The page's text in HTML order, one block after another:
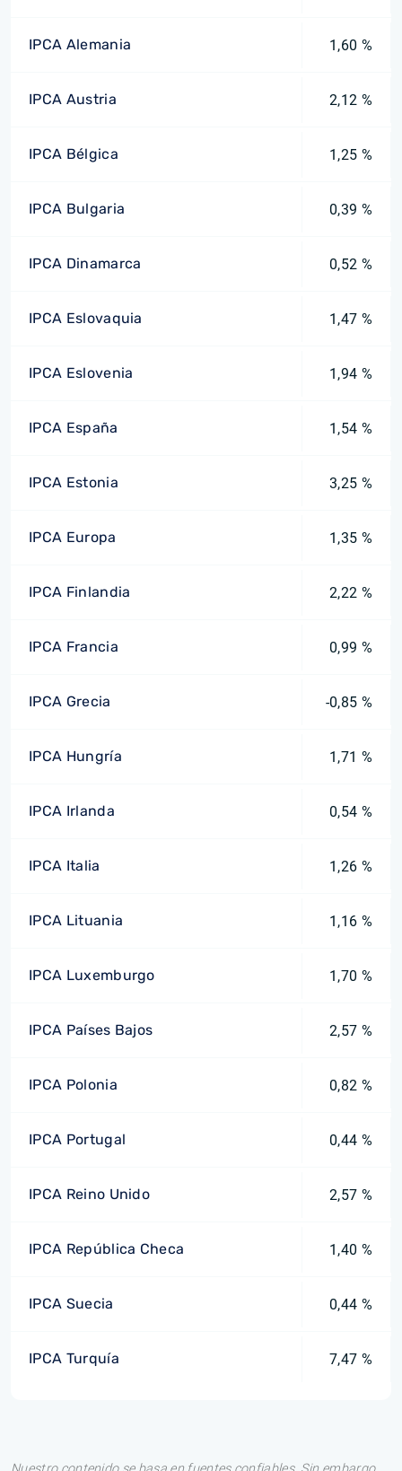
IPCA Alemania 1,60 %
IPCA Austria 2,12 %
IPCA Bélgica 1,25 %
IPCA Bulgaria 0,39 %
IPCA Dinamarca 0,52 %
IPCA Eslovaquia 1,47 %
IPCA Eslovenia 1,94 %
IPCA España 1,54 %
IPCA Estonia 3,25 %
IPCA Europa 1,35 %
IPCA Finlandia 2,22 %
IPCA Francia 0,99 %
IPCA Grecia -0,85 %
IPCA Hungría 1,71 %
IPCA Irlanda 0,54 %
IPCA Italia 1,26 %
IPCA Lituania 1,16 %
IPCA Luxemburgo 1,70 %
IPCA Países Bajos 2,57 %
IPCA Polonia 0,82 %
IPCA Portugal 0,44 %
IPCA Reino Unido 2,57 %
IPCA República Checa 1,40 %
IPCA Suecia 0,44 %
IPCA Turquía 7,47 %